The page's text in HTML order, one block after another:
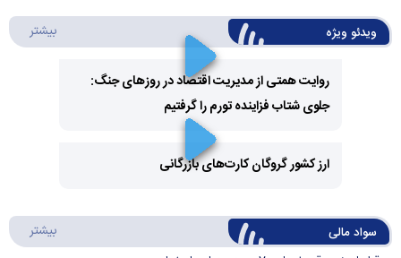
ویدئو ویژه بیشتر
Play
Video
روایت همتی از مدیریت اقتصاد در روزهای جنگ:
جلوی شتاب فزاینده تورم را گرفتیم
Video
ارز کشور گروگان کارت‌های بازرگانی
سواد مالی بیشتر